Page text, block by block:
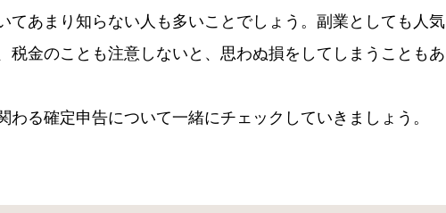
てあまり知らない人も多いことでしょう。副業としても人気
税金のことも注意しないと、思わぬ損をしてしまうこともあ
わる確定申告について一緒にチェックしていきましょう。